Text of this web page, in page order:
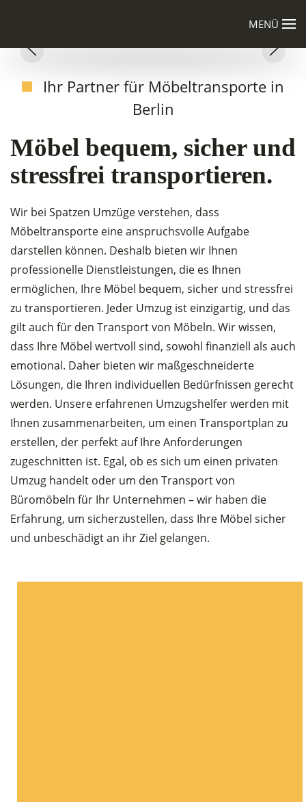
MENÜ
Möbelspedition Berlin:
Ihr Partner für Möbeltransporte in
Berlin
Möbel bequem, sicher und
stressfrei transportieren.
Wir bei Spatzen Umzüge verstehen, dass
Möbeltransporte eine anspruchsvolle Aufgabe
darstellen können. Deshalb bieten wir Ihnen
professionelle Dienstleistungen, die es Ihnen
ermöglichen, Ihre Möbel bequem, sicher und stressfrei
zu transportieren. Jeder Umzug ist einzigartig, und das
gilt auch für den Transport von Möbeln. Wir wissen,
dass Ihre Möbel wertvoll sind, sowohl finanziell als auch
emotional. Daher bieten wir maßgeschneiderte
Lösungen, die Ihren individuellen Bedürfnissen gerecht
werden. Unsere erfahrenen Umzugshelfer werden mit
Ihnen zusammenarbeiten, um einen Transportplan zu
erstellen, der perfekt auf Ihre Anforderungen
zugeschnitten ist. Egal, ob es sich um einen privaten
Umzug handelt oder um den Transport von
Büromöbeln für Ihr Unternehmen – wir haben die
Erfahrung, um sicherzustellen, dass Ihre Möbel sicher
und unbeschädigt an ihr Ziel gelangen.